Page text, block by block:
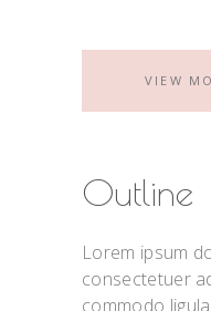
VIEW
Outline
Lorem ipsum
consectetuer
commodo